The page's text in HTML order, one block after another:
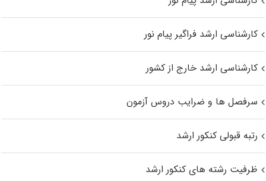
کارشناسی ارشد فراگیر پیام نور
کارشناسی ارشد خارج از کشور
سرفصل ها و ضرایب دروس آزمون
رتبه قبولی کنکور ارشد
ظرفیت رشته های کنکور ارشد